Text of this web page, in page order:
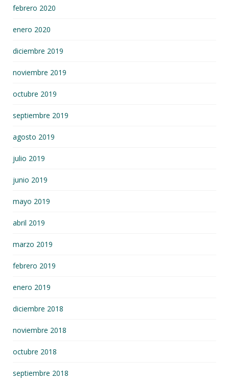
febrero 2020
enero 2020
diciembre 2019
noviembre 2019
octubre 2019
septiembre 2019
agosto 2019
julio 2019
junio 2019
mayo 2019
abril 2019
marzo 2019
febrero 2019
enero 2019
diciembre 2018
noviembre 2018
octubre 2018
septiembre 2018